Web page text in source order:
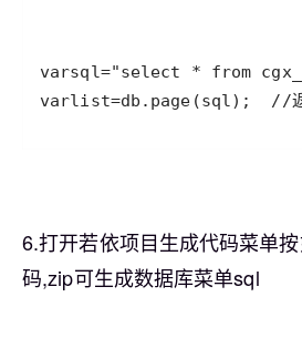
varsql="select * from
varlist=db . page (sql ); //
6.打开若依项目生成代码菜单
码,zip可生成数据库菜单sql